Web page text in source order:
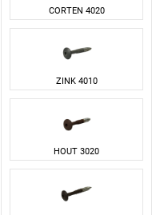
CORTEN 4020
ZINK 4010
HOUT 3020